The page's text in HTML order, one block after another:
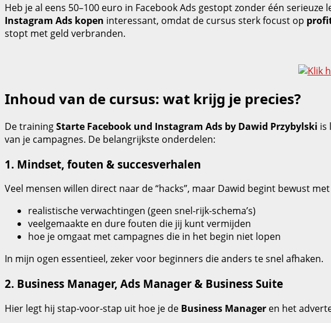
Heb je al eens 50–100 euro in Facebook Ads gestopt zonder één
Instagram Ads kopen interessant, omdat de cursus sterk focust op
stopt met geld verbranden.
Inhoud van de cursus: wat krijg je precies?
De trainingStarte Facebook und Instagram Ads by Dawid Przybylski is
van je campagnes. De belangrijkste onderdelen:
1. Mindset, fouten & succesverhalen
Veel mensen willen direct naar de “hacks”, maar Dawid begint bewust
realistische verwachtingen (geen snel-rijk-schema’s)
veelgemaakte en dure fouten die jij kunt vermijden
hoe je omgaat met campagnes die in het begin niet lopen
In mijn ogen essentieel, zeker voor beginners die anders te snel afhaken.
2. Business Manager, Ads Manager & Business Suite
Hier legt hij stap-voor-stap uit hoe je de Business Manager en het